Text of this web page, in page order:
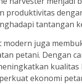
produktivitas
tantangan
juga
petani. Dengan
ekonomi